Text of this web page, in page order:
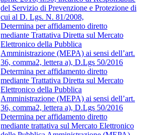
del Servizio di Prevenzione e Protezione di
cui al D. Lgs. N. 81/2008,
Determina per affidamento diretto
mediante Trattativa Diretta sul Mercato
Elettronico della Pubblica
Amministrazione (MEPA) ai sensi dell’art.
36, comma2, lettera a), D.Lgs 50/2016
Determina per affidamento diretto
mediante Trattativa Diretta sul Mercato
Elettronico della Pubblica
Amministrazione (MEPA) ai sensi dell’art.
36, comma2, lettera a), D.Lgs 50/2016
Determina per affidamento diretto
mediante trattativa sul Mercato Elettronico